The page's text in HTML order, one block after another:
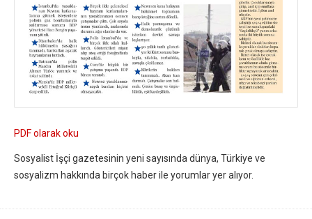
PDF olarak oku
Sosyalist İşçi gazetesinin yeni sayısında dünya, Türkiye ve
sosyalizm hakkında birçok haber ile yorumlar yer alıyor.